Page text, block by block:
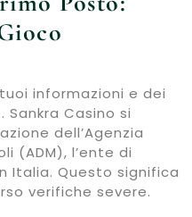
informazioni e dei
Casino si
dell’Agenzia
(ADM), l’ente di
Italia. Questo significa
verifiche severe.